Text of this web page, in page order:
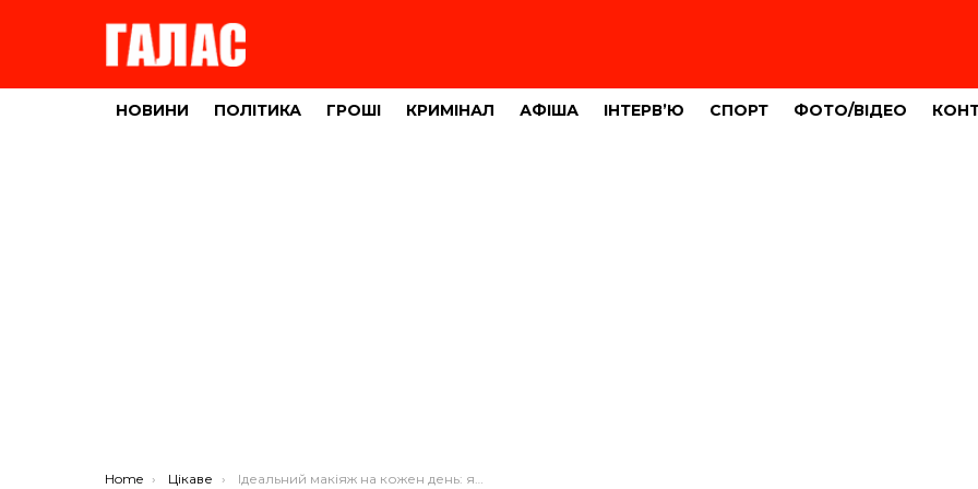
НОВИНИ ПОЛІТИКА ГРОШІ КРИМІНАЛ АФІША ІНТЕРВ’Ю СПОРТ ФОТО/ВІДЕО
You are here:
Home Цікаве Ідеальний макіяж на кожен день: яким він має бути